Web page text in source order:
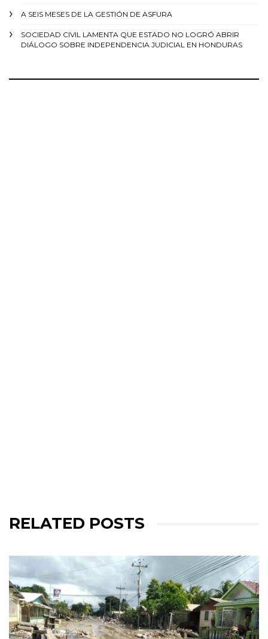
A SEIS MESES DE LA GESTIÓN DE ASFURA
SOCIEDAD CIVIL LAMENTA QUE ESTADO NO LOGRÓ ABRIR
DIÁLOGO SOBRE INDEPENDENCIA JUDICIAL EN HONDURAS
RELATED POSTS